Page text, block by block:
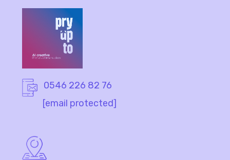
0546 226 82 76
[email protected]